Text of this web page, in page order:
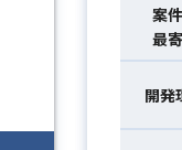
案
最
開発